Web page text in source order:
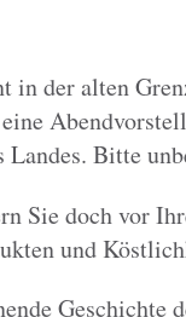
in der alten
Landes. Bitte
Sie doch vor
und
Geschichte